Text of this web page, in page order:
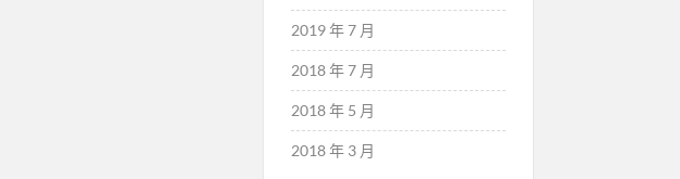
2019 年 7 月
2018 年 7 月
2018 年 5 月
2018 年 3 月